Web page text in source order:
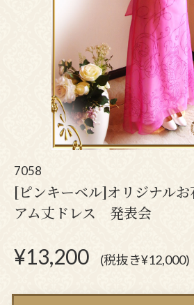
7058
[ピンキーベル]オリジナルお
アム丈ドレス 発表会
¥13,200 (税抜き¥12,000)